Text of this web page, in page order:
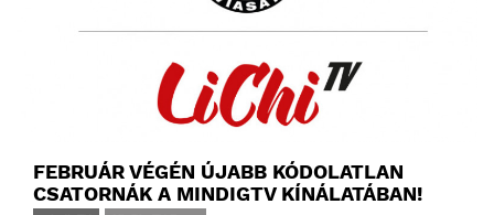
FEBRUÁR VÉGÉN ÚJABB KÓDOLATLAN
CSATORNÁK A MINDIGTV KÍNÁLATÁBAN!